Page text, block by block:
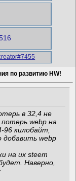
по развитию HW!
в 32,4 не
webp на
килобайт,
webp
на их steem
Наверно,